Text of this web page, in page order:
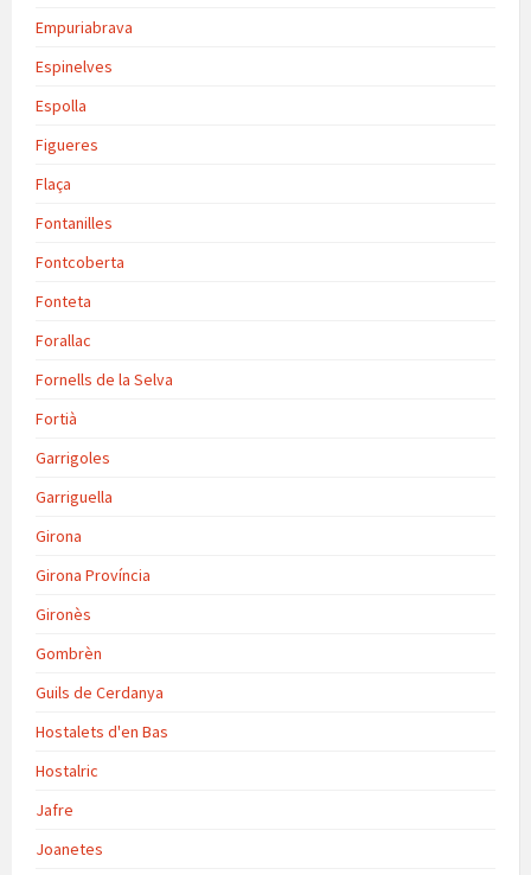
Empuriabrava
Espinelves
Espolla
Figueres
Flaça
Fontanilles
Fontcoberta
Fonteta
Forallac
Fornells de la Selva
Fortià
Garrigoles
Garriguella
Girona
Girona Província
Gironès
Gombrèn
Guils de Cerdanya
Hostalets d'en Bas
Hostalric
Jafre
Joanetes